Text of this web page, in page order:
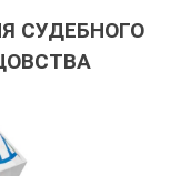
СУДЕБНОГО